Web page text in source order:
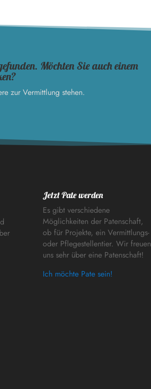
Möchten Sie auch einem
zur Vermittlung stehen.
Jetzt Pate werden
Es gibt verschiedene
Möglichkeiten der Patenschaft,
ob für Projekte, ein Vermittlungs-
oder Pflegestellentier. Wir freuen
uns sehr über eine Patenschaft!
Ich möchte Pate sein!